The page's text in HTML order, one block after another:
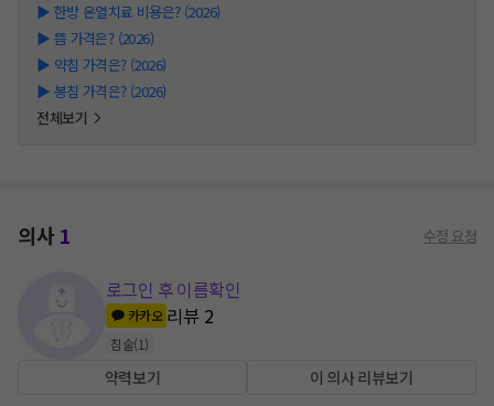
▶ 한방 온열치료 비용은? (2026)
▶ 뜸 가격은? (2026)
▶ 약침 가격은? (2026)
▶ 봉침 가격은? (2026)
전체보기
의사1 수정 요청
로그인 후 이름확인
카카오 리뷰 2
침술(1)
약력보기 이 의사 리뷰보기